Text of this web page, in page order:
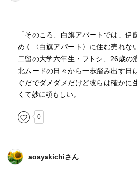
「そのころ、白旗アパートでは」
めく〈白旗アパート〉に住む売れな
二留の大学六年生・フトシ、26歳
北ムードの日々から一歩踏み出す日
ぐだでダメダメだけど彼らは確かに
くて妙に頼もしい。
0
aoayakichiさん